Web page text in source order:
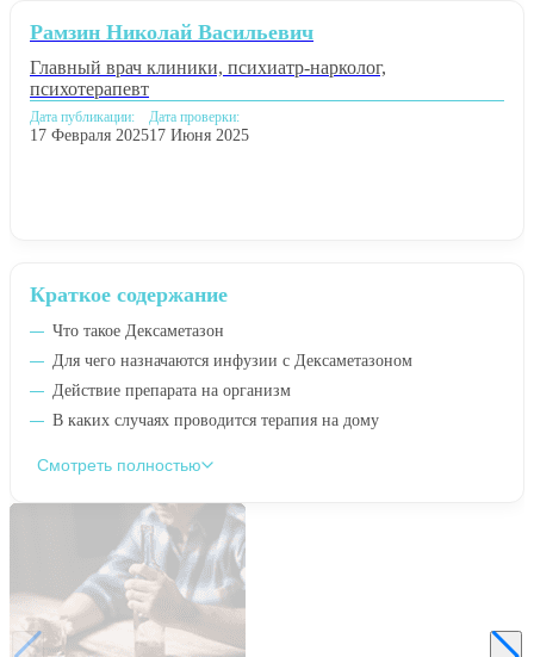
Краткое содержание
Что такое Дексаметазон
Для чего назначаются инфузии с Дексаметазоном
Действие препарата на организм
В каких случаях проводится терапия на дому
Смотреть полностью
Рамзин Николай Васильевич
Главный врач клиники, психиатр-нарколог,
психотерапевт
Дата публикации:
17 Февраля 2025
Дата проверки:
17 Июня 2025